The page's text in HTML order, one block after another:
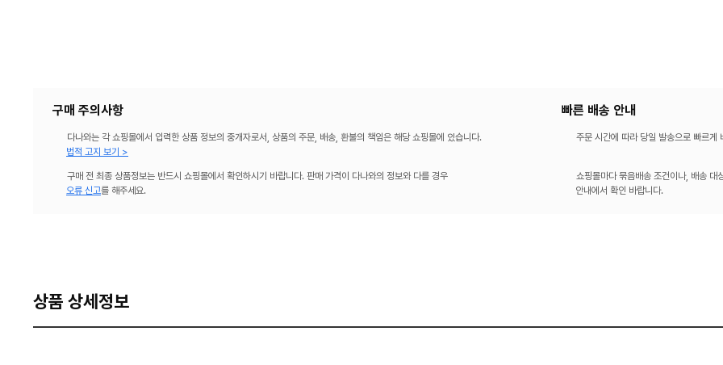
구매 주의사항
다나와는 각 쇼핑몰에서 입력한 상품 정보의 중개자로서, 상품의 주문, 배송, 환불의 책임은 해당 쇼핑몰에 있습니다.
법적 고지 보기 >
구매 전 최종 상품정보는 반드시 쇼핑몰에서 확인하시기 바랍니다. 판매 가격이 다나와의 정보와 다를 경우
오류 신고를 해주세요.
빠른 배송 안내
주문 시간에 따라 당일 발송으로 빠르게
쇼핑몰마다 묶음배송 조건이나, 배송 대
안내에서 확인 바랍니다.
상품 상세정보